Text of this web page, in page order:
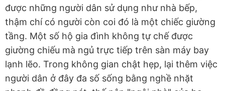
được những người dân sử dụng như nhà bếp,
thậm chí có người còn coi đó là một chiếc giường
tầng. Một số hộ gia đình không tự chế được
giường chiếu mà ngủ trực tiếp trên sàn máy bay
lạnh lẽo. Trong không gian chật hẹp, lại thêm việc
người dân ở đây đa số sống bằng nghề nhặt